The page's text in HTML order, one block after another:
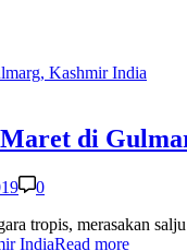
di
0
tropis, merasakan
IndiaRead more